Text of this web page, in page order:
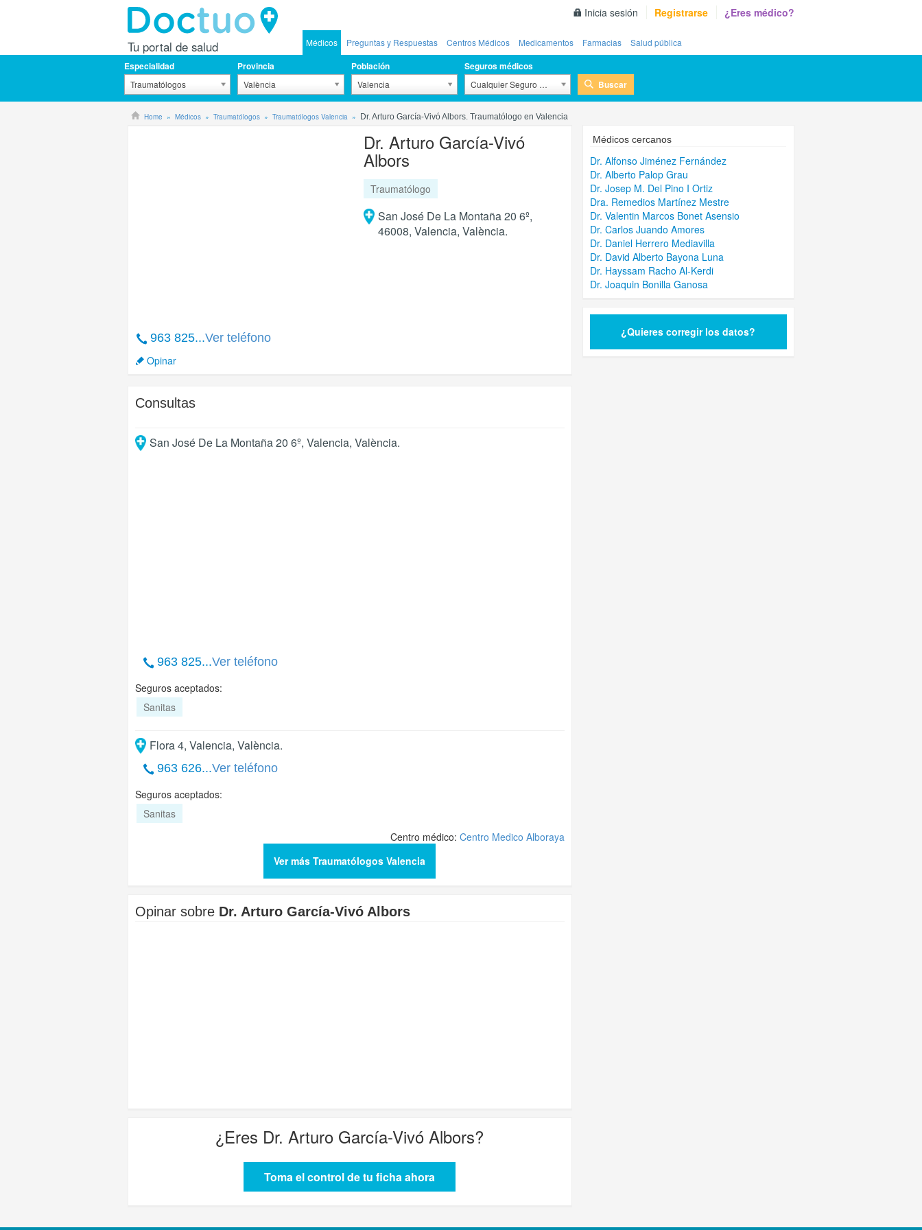
Tu portal de salud
Inicia sesión Registrarse ¿Eres médico?
Médicos Preguntas y Respuestas Centros Médicos Medicamentos Farmacias Salud pública
Especialidad
Traumatólogos
Provincia
València
Población
Valencia
Seguros médicos
Cualquier Seguro Médico Buscar
Home Médicos Traumatólogos Traumatólogos Valencia Dr. Arturo García-Vivó Albors. Traumatólogo en Valencia
963 825...Ver teléfono
Opinar
Dr. Arturo García-Vivó
Albors
Traumatólogo
San José De La Montaña 20 6º,
46008, Valencia, València.
Consultas
San José De La Montaña 20 6º, Valencia, València.
963 825...Ver teléfono
Seguros aceptados:
Sanitas
Flora 4, Valencia, València.
963 626...Ver teléfono
Seguros aceptados:
Sanitas
Centro médico: Centro Medico Alboraya
Ver más Traumatólogos Valencia
Opinar sobre Dr. Arturo García-Vivó Albors
¿Eres Dr. Arturo García-Vivó Albors?
Toma el control de tu ficha ahora
Médicos cercanos
Dr. Alfonso Jiménez Fernández
Dr. Alberto Palop Grau
Dr. Josep M. Del Pino I Ortiz
Dra. Remedios Martínez Mestre
Dr. Valentin Marcos Bonet Asensio
Dr. Carlos Juando Amores
Dr. Daniel Herrero Mediavilla
Dr. David Alberto Bayona Luna
Dr. Hayssam Racho Al-Kerdi
Dr. Joaquin Bonilla Ganosa
¿Quieres corregir los datos?